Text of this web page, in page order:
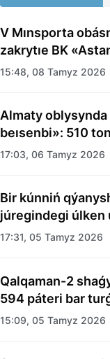
V Mınsporta
zakrytıe BK
15:48, 08 Tamyz 2026
Almaty oblysynda
beısenbi»: 510
shyǵaryldy
17:03, 06 Tamyz 2026
Bir kúnniń
júregindegi úlken
balalar úıiniń
17:31, 05 Tamyz 2026
Qalqaman-2
594 páteri bar
bitti
15:09, 05 Tamyz 2026